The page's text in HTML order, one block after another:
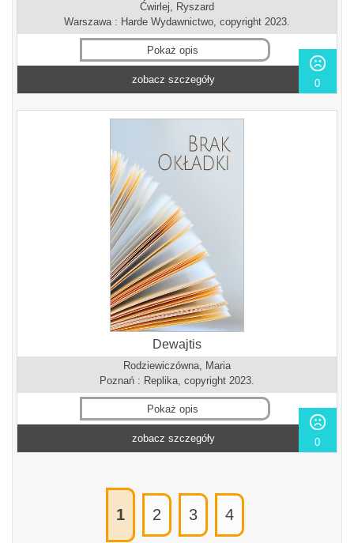
Ćwirlej, Ryszard
Warszawa : Harde Wydawnictwo, copyright 2023.
Pokaż opis
0
zobacz szczegóły
Dewajtis
Rodziewiczówna, Maria
Poznań : Replika, copyright 2023.
Pokaż opis
0
zobacz szczegóły
1 2 3 4